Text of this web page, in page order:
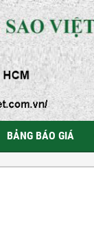
BẢNG BÁO GIÁ